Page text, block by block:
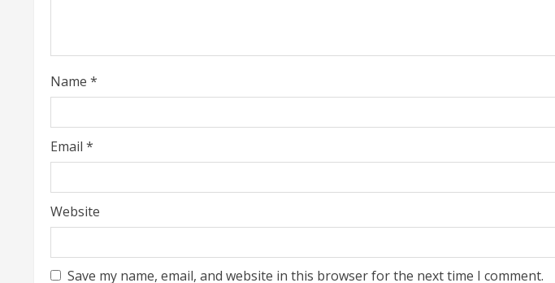
i
n
g
Name *
Email *
Website
Save my name, email, and website in this browser for the next time I comment.